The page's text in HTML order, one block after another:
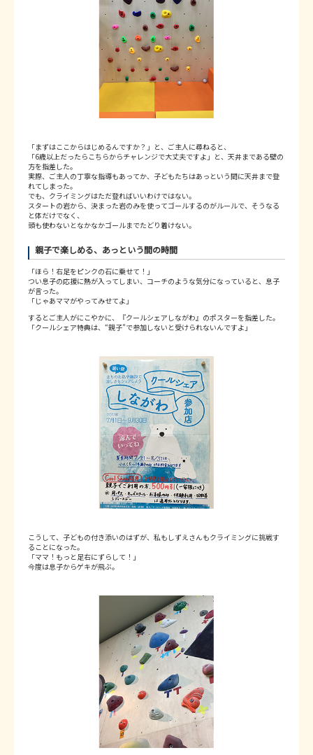
「まずはここからはじめるんですか？」と、ご主人に尋ねると、
「6歳以上だったらこちらからチャレンジで大丈夫ですよ」と、天井まである壁の
方を指差した。
実際、ご主人の丁寧な指導もあってか、子どもたちはあっという間に天井まで登
れてしまった。
でも、クライミングはただ登ればいいわけではない。
スタートの岩から、決まった岩のみを使ってゴールするのがルールで、そうなる
と体だけでなく、
頭も使わないとなかなかゴールまでたどり着けない。
親子で楽しめる、あっという間の時間
「ほら！右足をピンクの石に乗せて！」
つい息子の応援に熱が入ってしまい、コーチのような気分になっていると、息子
が言った。
「じゃあママがやってみせてよ」
するとご主人がにこやかに、『クールシェアしながわ』のポスターを指差した。
「クールシェア特典は、“親子”で参加しないと受けられないんですよ」
こうして、子どもの付き添いのはずが、私もしずえさんもクライミングに挑戦す
ることになった。
「ママ！もっと足右にずらして！」
今度は息子からゲキが飛ぶ。